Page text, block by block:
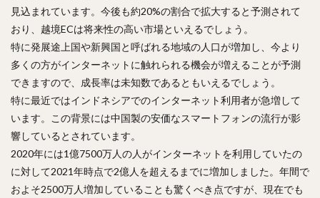
見込まれています。今後も約20%の割合で拡大すると予測されて
おり、越境ECは将来性の高い市場といえるでしょう。
特に発展途上国や新興国と呼ばれる地域の人口が増加し、今より
多くの方がインターネットに触れられる機会が増えることが予測
できますので、成長率は未知数であるともいえるでしょう。
特に最近ではインドネシアでのインターネット利用者が急増して
います。この背景には中国製の安価なスマートフォンの流行が影
響しているとされています。
2020年には1億7500万人の人がインターネットを利用していたの
に対して2021年時点で2億人を超えるまでに増加しました。年間で
およそ2500万人増加していることも驚くべき点ですが、現在でも